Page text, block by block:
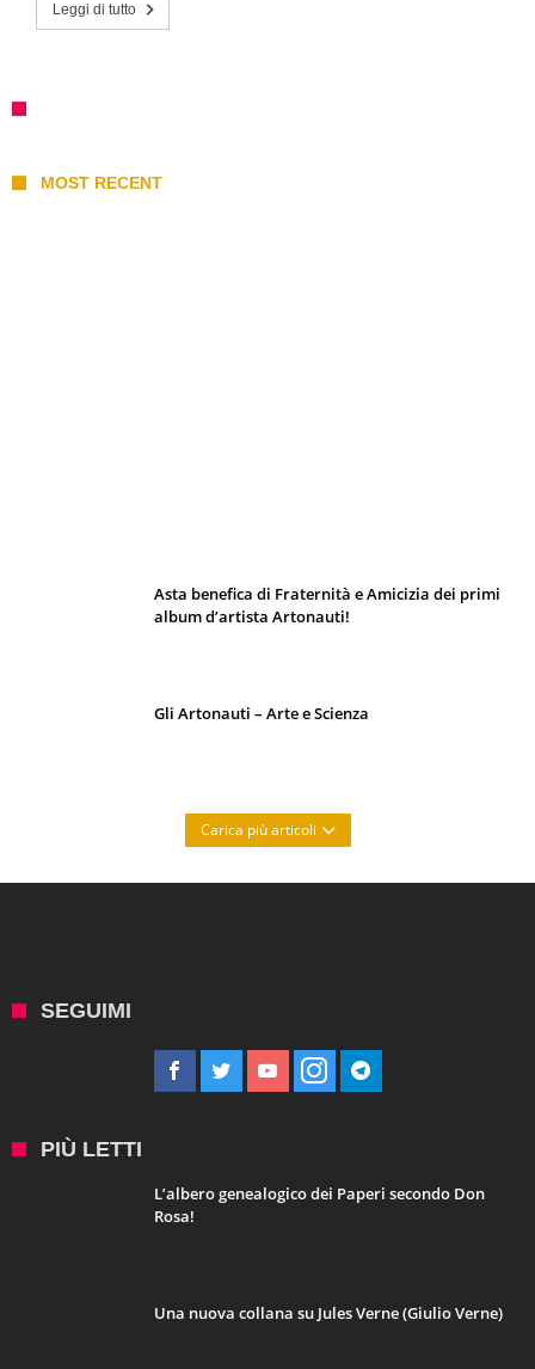
Leggi di tutto
MOST RECENT
Asta benefica di Fraternità e Amicizia dei primi
album d’artista Artonauti!
Gli Artonauti – Arte e Scienza
Carica più articoli
SEGUIMI
PIÙ LETTI
L’albero genealogico dei Paperi secondo Don
Rosa!
Una nuova collana su Jules Verne (Giulio Verne)